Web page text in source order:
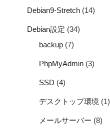
Debian9-Stretch (14)
Debian設定 (34)
backup (7)
PhpMyAdmin (3)
SSD (4)
デスクトップ環境 (1)
メールサーバー (8)